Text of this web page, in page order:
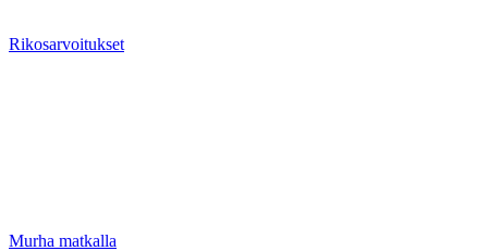
Rikosarvoitukset
Murha matkalla